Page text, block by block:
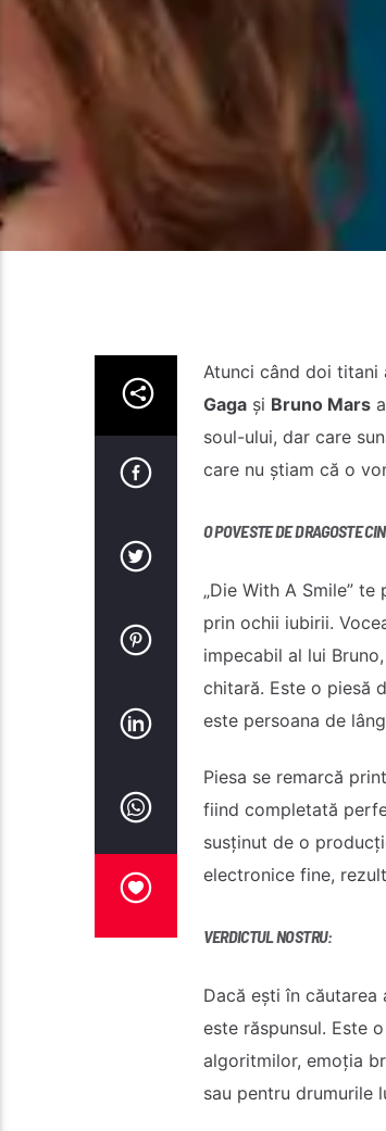
Atunci când doi titani
Gagași Bruno Mars
soul-ului, dar care
care nu știam că o
O POVESTE DE DRAGOSTE
„Die With A Smile”
prin ochii iubirii.
impecabil al lui
chitară. Este o piesă
este persoana de
Piesa se remarcă
fiind completată
susținut de o
electronice fine,
VERDICTUL NOSTRU:
Dacă ești în căutarea
este răspunsul. Este
algoritmilor, emoția
sau pentru drumurile